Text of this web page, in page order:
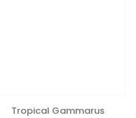
Tropical Gammarus